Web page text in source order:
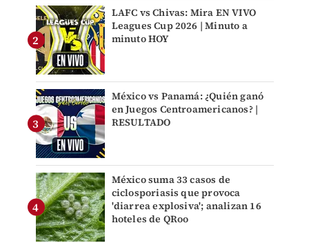
LAFC vs Chivas: Mira EN VIVO
Leagues Cup 2026 | Minuto a
minuto HOY
México vs Panamá: ¿Quién ganó
en Juegos Centroamericanos? |
RESULTADO
México suma 33 casos de
ciclosporiasis que provoca
'diarrea explosiva'; analizan 16
hoteles de QRoo